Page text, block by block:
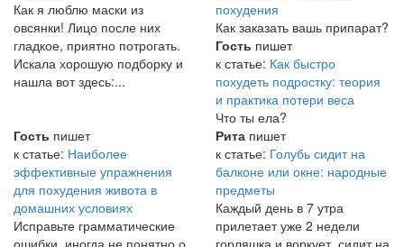
Как я люблю маски из
овсянки! Лицо после них
гладкое, приятно потрогать.
Искала хорошую подборку и
нашла вот здесь:...
похудения
Как заказать вашь припарат?
Гость пишет
к статье: Как быстро
похудеть подростку: теория
и практика потери веса
Что ты ела?
Гость пишет
к статье: Наиболее
эффективные упражнения
для похудения живота в
домашних условиях
Исправьте грамматические
Рита пишет
к статье: Голубь сидит на
балконе или окне: народные
предметы
Каждый день в 7 утра
прилетает уже 2 недели